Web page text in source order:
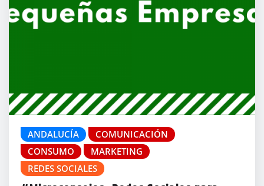
ANDALUCÍA
COMUNICACIÓN
CONSUMO
MARKETING
REDES SOCIALES